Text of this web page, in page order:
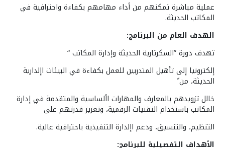
عملية مباشرة تمكنهم من أداء مهامهم بكفاءة واحترافية في
المكاتب الحديثة.
الهدف العام من البرنامج:
تهدف دورة ”السكرتارية الحديثة وإدارة المكاتب “
إلكترونيا إلى تأهيل المتدربين للعمل بكفاءة في البيئات اإلدارية
الحديثة، من ً
خالل تزويدهم بالمعارف والمهارات األساسية والمتقدمة في إدارة
المكاتب باستخدام التقنيات الرقمية، وتعزيز قدرتهم على
التنظيم، والتنسيق، ودعم اإلدارة التنفيذية باحترافية عالية.
الأهداف التفصيلية للبرنامج: